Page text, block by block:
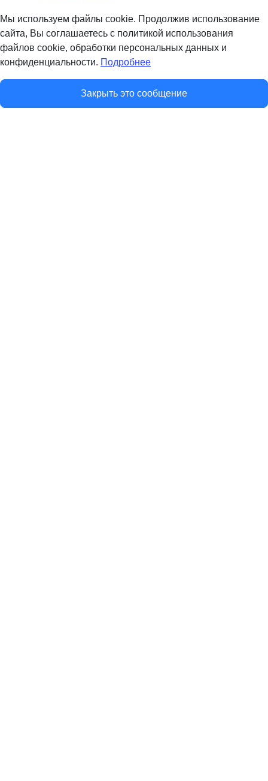
Мы используем файлы cookie. Продолжив использование
сайта, Вы соглашаетесь с политикой использования
файлов cookie, обработки персональных данных и
конфиденциальности. Подробнее
Закрыть это сообщение